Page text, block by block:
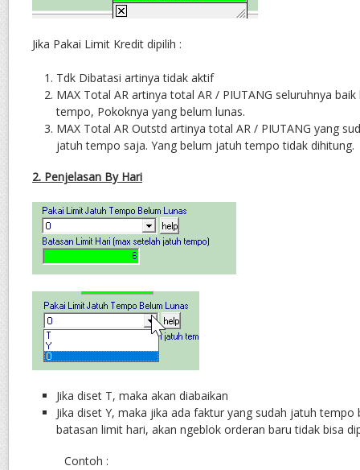
Jika Pakai Limit Kredit dipilih :
Tdk Dibatasi artinya tidak aktif
MAX Total AR artinya total AR / PIUTANG seluruhnya
tempo, Pokoknya yang belum lunas.
MAX Total AR Outstd artinya total AR / PIUTANG yang
jatuh tempo saja. Yang belum jatuh tempo tidak dihitung.
2. Penjelasan By Hari
Jika diset T, maka akan diabaikan
Jika diset Y, maka jika ada faktur yang sudah jatuh
batasan limit hari, akan ngeblok orderan baru tidak bisa
Contoh :